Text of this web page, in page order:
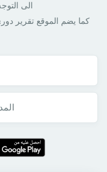
الى
كما يضم الموقع تقرير